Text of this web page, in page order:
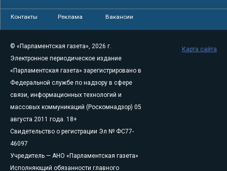
Контакты Реклама Вакансии
© «Парламентская газета», 2026 г.
Электронное периодическое издание
«Парламентская газета» зарегистрировано в
Федеральной службе по надзору в сфере
связи, информационных технологий и
массовых коммуникаций (Роскомнадзор) 05
августа 2011 года. 18+
Свидетельство о регистрации Эл № ФС77-
46097
Учредитель — АНО «Парламентская газета»
Исполняющий обязанности главного
Карта сайта